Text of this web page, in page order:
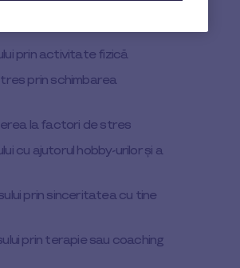
prin activitate fizică
prin schimbarea
la factori de stres
cu ajutorul hobby-urilor și a
prin sinceritatea cu tine
prin terapie sau coaching